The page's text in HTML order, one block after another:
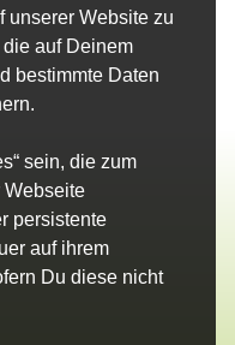
unserer Website zu
auf Deinem
bestimmte Daten
sein, die zum
Webseite
persistente
auf ihrem
Du diese nicht